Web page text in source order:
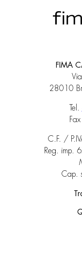
FIMA
28010
Tel.
Fax
C.F. /
Reg. imp.
Cap.